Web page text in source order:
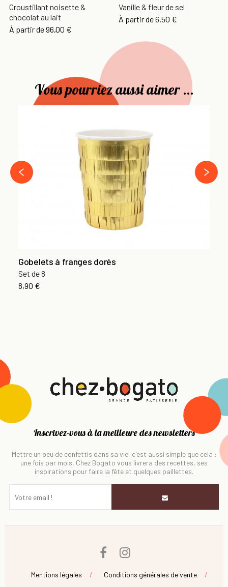
Croustillant noisette &
chocolat au lait
À partir de96,00 €
Vanille & fleur de sel
À partir de6,50 €
Vous pourriez aussi aimer ...
Gobelets à franges dorés
Set de 8
8,90 €
‹
›
Inscrivez-vous à la meilleure des newsletters
Mettre un peu de confettis dans sa vie, c'est aussi simple que cela :
une fois par mois, Chez Bogato vous livrera des recettes, ses
inspirations pour faire la fête et quelques paillettes.
Facebook
Mentions légales Conditions générales de vente